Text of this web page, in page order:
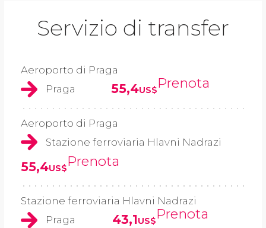
Servizio di transfer
Aeroporto di Praga
Praga
55,4US$Prenota
Aeroporto di Praga
Stazione ferroviaria Hlavni Nadrazi
55,4US$Prenota
Stazione ferroviaria Hlavni Nadrazi
Praga
43,1US$Prenota